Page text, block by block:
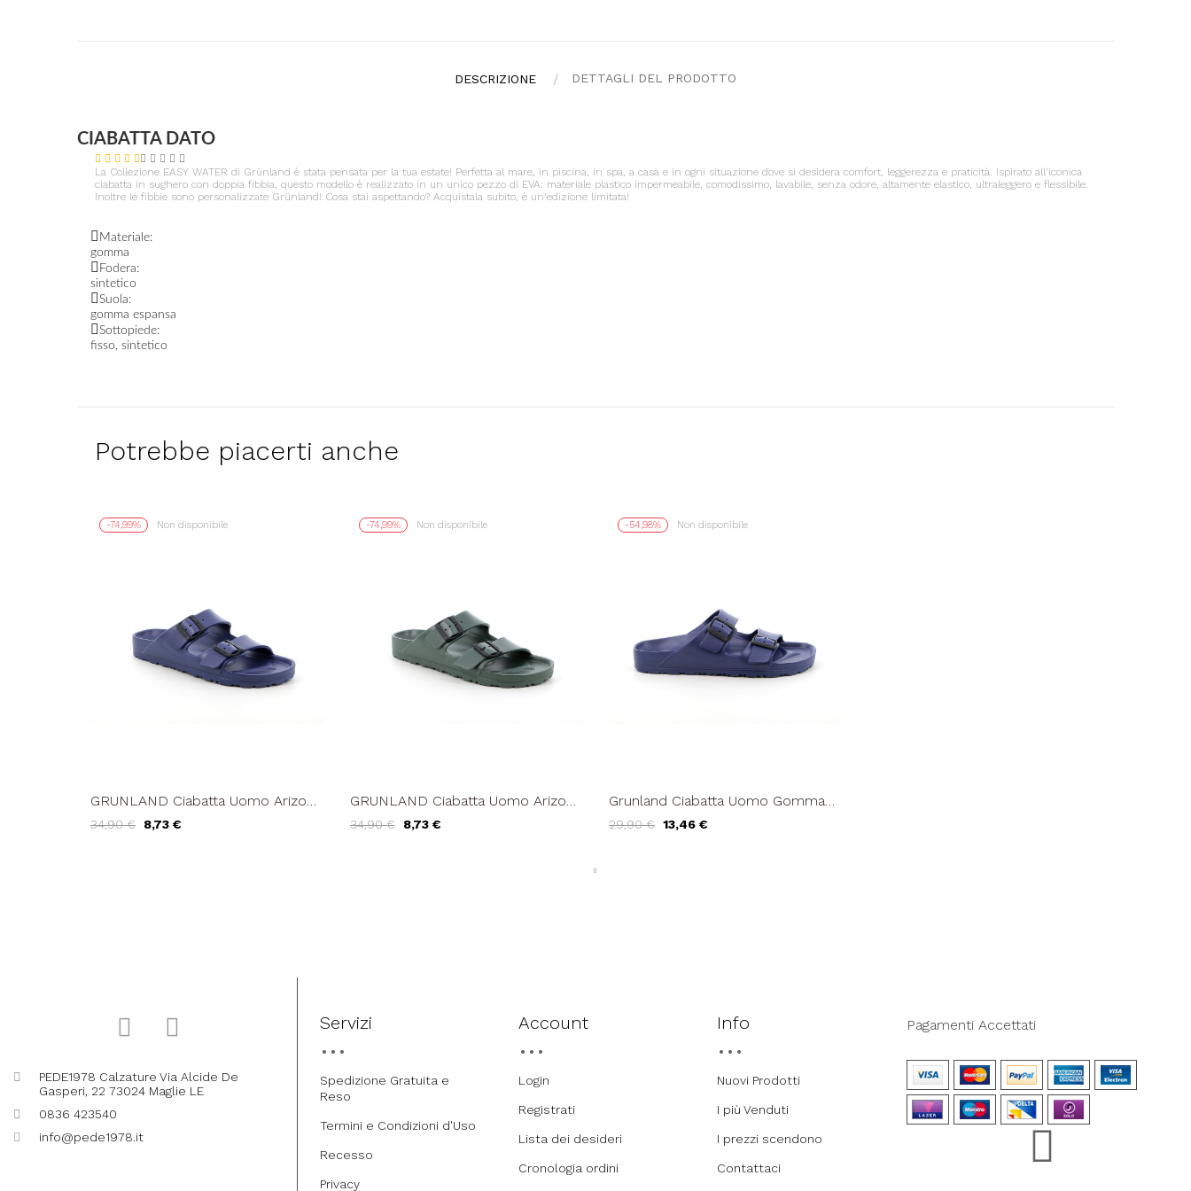
DESCRIZIONE DETTAGLI DEL PRODOTTO
CIABATTA DATO
La Collezione EASY WATER di Grünland è stata pensata per la tua estate! Perfetta al mare, in piscina, in spa, a casa e in ogni situazione dove si desidera comfort, leggerezza e praticità. Ispirato all'iconica
ciabatta in sughero con doppia fibbia, questo modello è realizzato in un unico pezzo di EVA: materiale plastico impermeabile, comodissimo, lavabile, senza odore, altamente elastico, ultraleggero e flessibile.
Inoltre le fibbie sono personalizzate Grünland! Cosa stai aspettando? Acquistala subito, è un'edizione limitata!
Materiale:
gomma
Fodera:
sintetico
Suola:
gomma espansa
Sottopiede:
fisso, sintetico
Potrebbe piacerti anche
-74,99% Non disponibile
GRUNLAND Ciabatta Uomo Arizona
34,90 € 8,73 €
-74,99% Non disponibile
GRUNLAND Ciabatta Uomo Arizona
34,90 € 8,73 €
-54,98% Non disponibile
Grunland Ciabatta Uomo Gomma
29,90 € 13,46 €
PEDE1978 Calzature Via Alcide De
Gasperi, 22 73024 Maglie LE
0836 423540
info@pede1978.it
Servizi
Spedizione Gratuita e
Reso
Termini e Condizioni d'Uso
Recesso
Privacy
Account
Login
Registrati
Lista dei desideri
Cronologia ordini
Info
Nuovi Prodotti
I più Venduti
I prezzi scendono
Contattaci
Pagamenti Accettati